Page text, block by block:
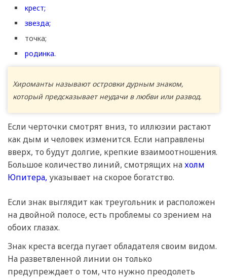
крест;
звезда;
точка;
родинка.
Хироманты называют островки дурным знаком,
который предсказывает неудачи в любви или развод.
Если черточки смотрят вниз, то иллюзии растают
как дым и человек изменится. Если направлены
вверх, то будут долгие, крепкие взаимоотношения.
Большое количество линий, смотрящих нахолм
Юпитера, указывает на скорое богатство.
Если знак выглядит как треугольник и расположен
на двойной полосе, есть проблемы со зрением на
обоих глазах.
Знак креста всегда пугает обладателя своим видом.
На разветвленной линии он только
предупреждает о том, что нужно преодолеть